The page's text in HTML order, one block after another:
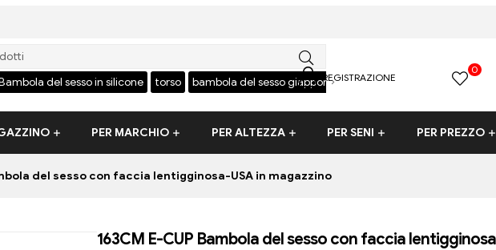
del sesso in silicone torso bambola del sesso giapponese Bambola del sesso BBW
›
REGISTRAZIONE
0
PER MARCHIO PER ALTEZZA PER SENI PER PREZZO
del sesso con faccia lentigginosa-USA in magazzino
163CM E-CUP Bambola del sesso con faccia